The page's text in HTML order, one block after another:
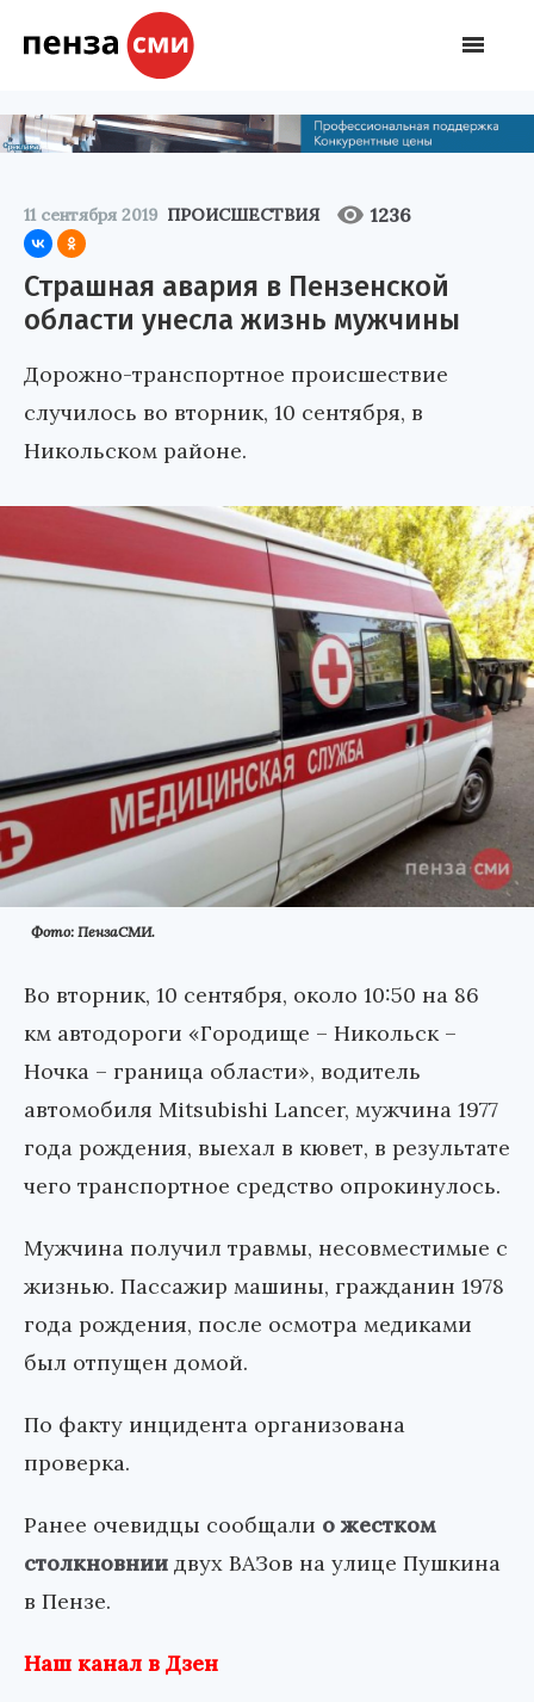
11 сентября 2019 ПРОИСШЕСТВИЯ 1236
Страшная авария в Пензенской
области унесла жизнь мужчины
Дорожно-транспортное происшествие
случилось во вторник, 10 сентября, в
Никольском районе.
Фото: ПензаСМИ.
Во вторник, 10 сентября, около 10:50 на 86
км автодороги «Городище – Никольск –
Ночка – граница области», водитель
автомобиля Mitsubishi Lancer, мужчина 1977
года рождения, выехал в кювет, в результате
чего транспортное средство опрокинулось.
Мужчина получил травмы, несовместимые с
жизнью. Пассажир машины, гражданин 1978
года рождения, после осмотра медиками
был отпущен домой.
По факту инцидента организована
проверка.
Ранее очевидцы сообщали о жестком
столкновнии двух ВАЗов на улице Пушкина
в Пензе.
Наш канал в Дзен